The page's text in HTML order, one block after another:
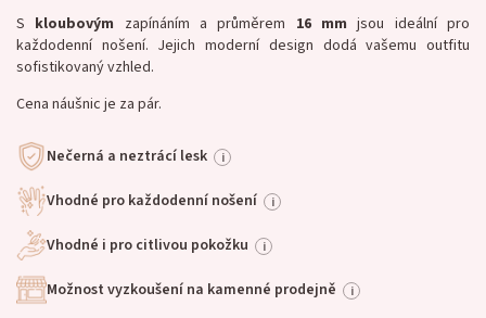
S kloubovým zapínáním a průměrem 16 mm jsou ideální pro
každodenní nošení. Jejich moderní design dodá vašemu outfitu
sofistikovaný vzhled.
Cena náušnic je za pár.
Nečerná a neztrácí lesk i
Vhodné pro každodenní nošení i
Vhodné i pro citlivou pokožku i
Možnost vyzkoušení na kamenné prodejně i